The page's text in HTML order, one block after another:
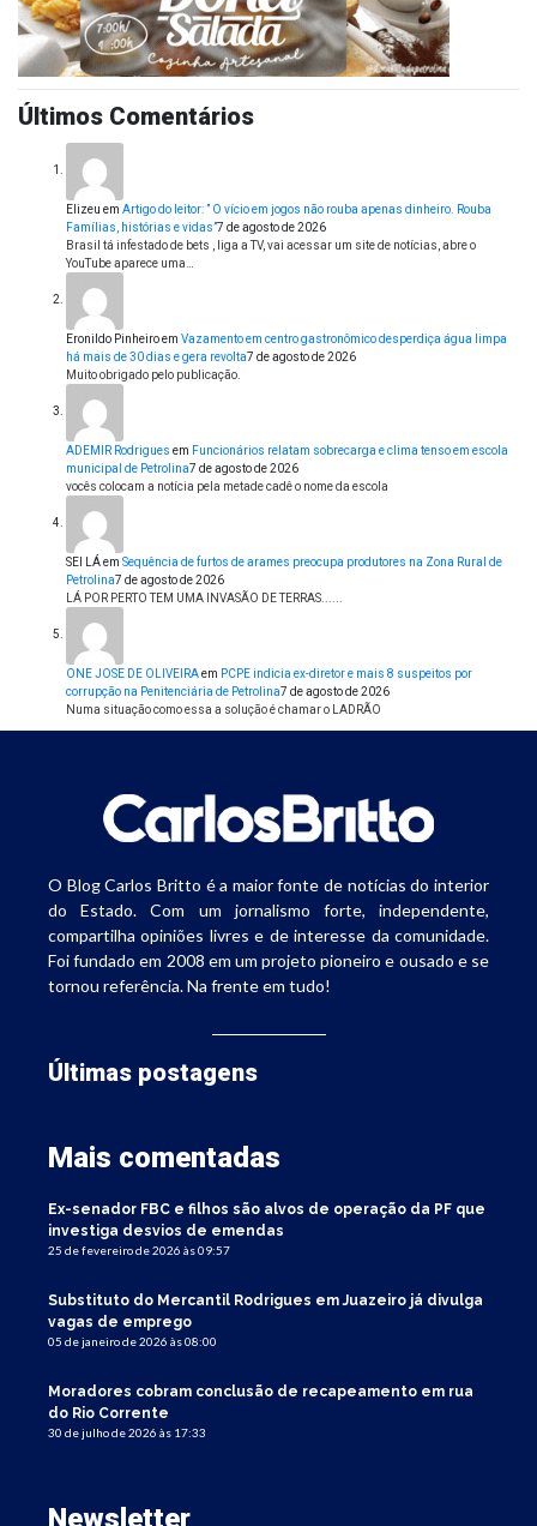
Últimos Comentários
Elizeu em Artigo do leitor: ” O vício em jogos não rouba apenas dinheiro. Rouba
Famílias, histórias e vidas”7 de agosto de 2026
Brasil tá infestado de bets , liga a TV, vai acessar um site de notícias, abre o
YouTube aparece uma…
Eronildo Pinheiroem Vazamento em centro gastronômico desperdiça água limpa
há mais de 30 dias e gera revolta7 de agosto de 2026
Muito obrigado pelo publicação.
ADEMIR Rodrigues em Funcionários relatam sobrecarga e clima tenso em escola
municipal de Petrolina7 de agosto de 2026
vocês colocam a notícia pela metade cadê o nome da escola
SEI LÁem Sequência de furtos de arames preocupa produtores na Zona Rural de
Petrolina7 de agosto de 2026
LÁ POR PERTO TEM UMA INVASÃO DE TERRAS......
ONE JOSE DE OLIVEIRAem PCPE indicia ex-diretor e mais 8 suspeitos por
corrupção na Penitenciária de Petrolina7 de agosto de 2026
Numa situação como essa a solução é chamar o LADRÃO
O Blog Carlos Britto é a maior fonte de notícias do interior
do Estado. Com um jornalismo forte, independente,
compartilha opiniões livres e de interesse da comunidade.
Foi fundado em 2008 em um projeto pioneiro e ousado e se
tornou referência. Na frente em tudo!
Últimas postagens
Mais comentadas
Ex-senador FBC e filhos são alvos de operação da PF que
investiga desvios de emendas
25 de fevereiro de 2026 às 09:57
Substituto do Mercantil Rodrigues em Juazeiro já divulga
vagas de emprego
05 de janeiro de 2026 às 08:00
Moradores cobram conclusão de recapeamento em rua
do Rio Corrente
30 de julho de 2026 às 17:33
Newsletter